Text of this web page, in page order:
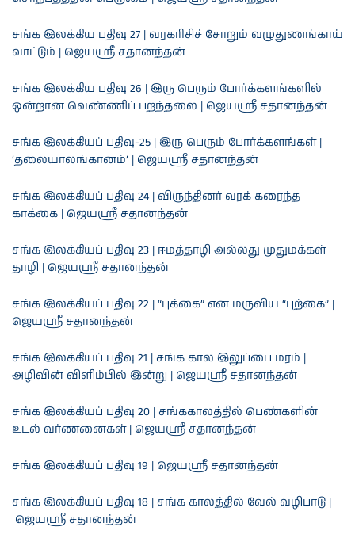
சங்க இலக்கிய பதிவு 27 | வரகரிசிச் சோறும் வழுதுணங்காய்
வாட்டும் | ஜெயஸ்ரீ சதானந்தன்
சங்க இலக்கிய பதிவு 26 | இரு பெரும் போர்க்களங்களில்
ஒன்றான வெண்ணிப் பறந்தலை | ஜெயஸ்ரீ சதானந்தன்
சங்க இலக்கியப் பதிவு-25 | இரு பெரும் போர்க்களங்கள் |
‘தலையாலங்கானம்’ | ஜெயஸ்ரீ சதானந்தன்
சங்க இலக்கியப் பதிவு 24 | விருந்தினர் வரக் கரைந்த
காக்கை | ஜெயஸ்ரீ சதானந்தன்
சங்க இலக்கியப் பதிவு 23 | ஈமத்தாழி அல்லது முதுமக்கள்
தாழி | ஜெயஸ்ரீ சதானந்தன்
சங்க இலக்கியப் பதிவு 22 | “புக்கை” என மருவிய “புற்கை” |
ஜெயஸ்ரீ சதானந்தன்
சங்க இலக்கியப் பதிவு 21 | சங்க கால இலுப்பை மரம் |
அழிவின் விளிம்பில் இன்று | ஜெயஸ்ரீ சதானந்தன்
சங்க இலக்கியப் பதிவு 20 | சங்ககாலத்தில் பெண்களின்
உடல் வர்ணனைகள் | ஜெயஸ்ரீ சதானந்தன்
சங்க இலக்கியப் பதிவு 19 | ஜெயஸ்ரீ சதானந்தன்
சங்க இலக்கியப் பதிவு 18 | சங்க காலத்தில் வேல் வழிபாடு |
ஜெயஸ்ரீ சதானந்தன்